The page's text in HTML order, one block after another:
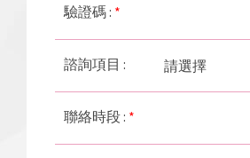
驗證碼 : *
諮詢項目 :
聯絡時段 : *